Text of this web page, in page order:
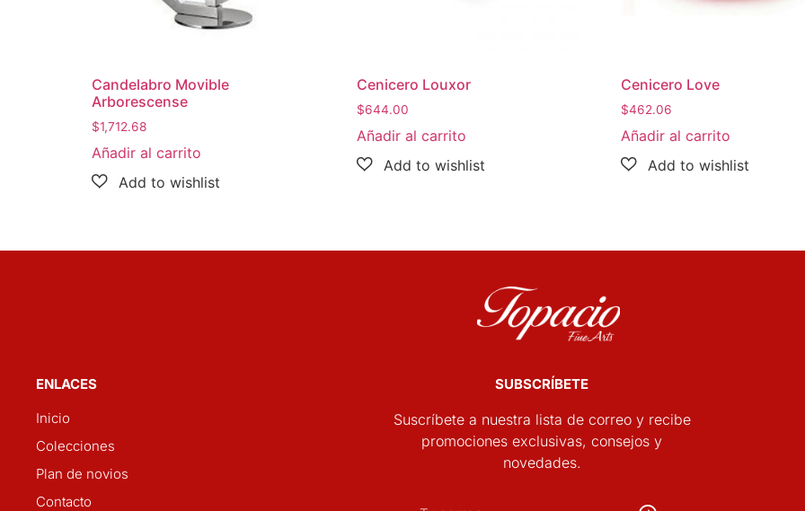
Candelabro Movible
Arborescense
$1,712.68
Añadir al carrito
Cenicero Louxor
$644.00
Añadir al carrito
Cenicero Love
$462.06
Añadir al carrito
ENLACES
Inicio
Colecciones
Plan de novios
Contacto
SUBSCRÍBETE
Suscríbete a nuestra lista de correo y recibe
promociones exclusivas, consejos y
novedades.